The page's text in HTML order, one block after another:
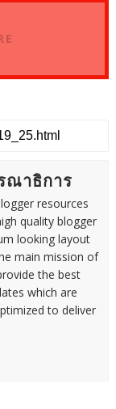
ณาธิการ
resources
quality blogger
looking layout
main mission of
the best
which are
to deliver